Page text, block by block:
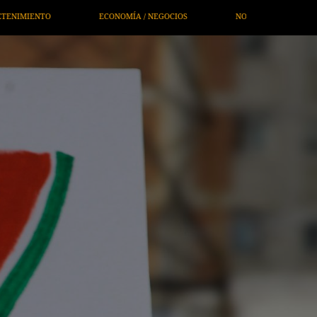
NOTICIEROS SERVICIOS DEPORTES